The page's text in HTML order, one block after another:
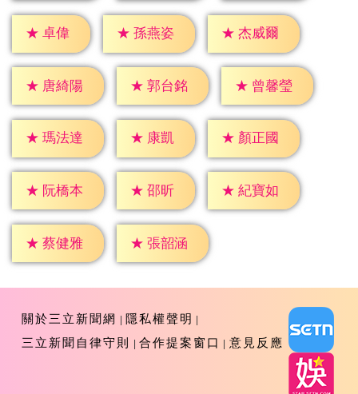
★ 卓偉 ★ 孫燕姿 ★ 杰威爾
★ 唐綺陽 ★ 郭台銘 ★ 曾馨瑩
★ 瑪法達 ★ 康凱 ★ 顏正國
★ 阮橋本 ★ 邵昕 ★ 紀寶如
★ 蔡健雅 ★ 張韶涵
關於三立新聞網
隱私權聲明
三立新聞自律守則
合作提案窗口 意見反應